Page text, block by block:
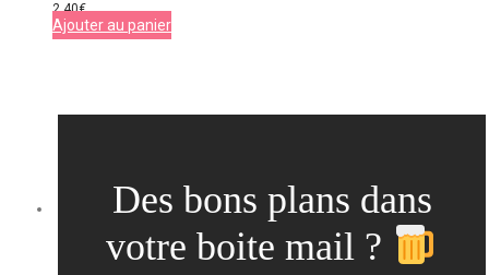
2,40€
Ajouter au panier
Des bons plans dans
votre boite mail ?